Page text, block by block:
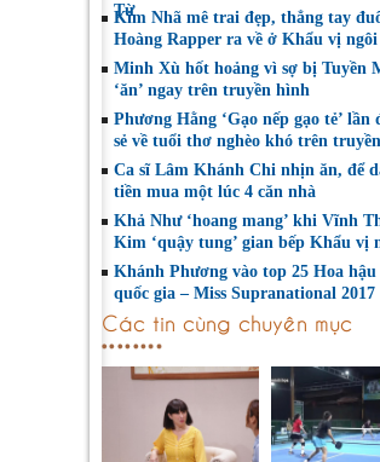
Từ
Kim Nhã mê trai đẹp, thẳng tay
Hoàng Rapper ra về ở Khẩu vị ngôi
Minh Xù hốt hoảng vì sợ bị Tuyền
‘ăn’ ngay trên truyền hình
Phương Hằng ‘Gạo nếp gạo tẻ’ lần
sẻ về tuổi thơ nghèo khó trên
Ca sĩ Lâm Khánh Chi nhịn ăn, để
tiền mua một lúc 4 căn nhà
Khả Như ‘hoang mang’ khi Vĩnh
Kim ‘quậy tung’ gian bếp Khẩu vị
Khánh Phương vào top 25 Hoa hậu
quốc gia – Miss Supranational 2017
Các tin cùng chuyên mục